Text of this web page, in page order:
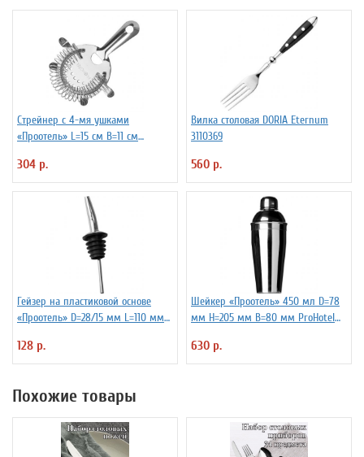
Стрейнер с 4-мя ушками
«Проотель» L=15 см B=11 см
304 р.
Вилка столовая DORIA Eternum
3110369
560 р.
Гейзер на пластиковой основе
«Проотель» D=28/15 мм L=110 мм
128 р.
Шейкер «Проотель» 450 мл D=78
мм H=205 мм B=80 мм ProHotel
630 р.
Похожие товары